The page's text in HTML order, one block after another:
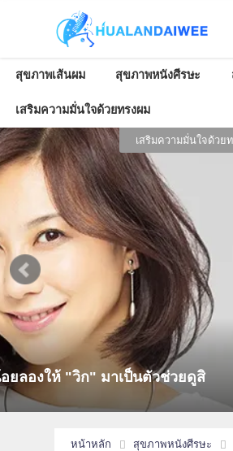
สุขภาพเส้นผม สุขภาพหนังศีรษะ
เสริมความมั่นใจด้วยทรงผม
ผลิตภัณฑ์ดูแลเส้นผมแ
ใช้บำรุง+ปลูกผมกัน ใช่ Nutri Hair
หน้าหลัก สุขภาพหนังศีรษะ